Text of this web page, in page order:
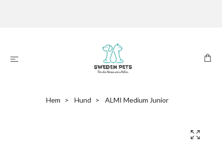
Hem Hund ALMI Medium Junior